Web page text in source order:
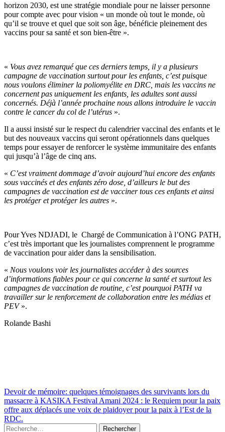
horizon 2030, est une stratégie mondiale pour ne laisser personne
pour compte avec pour vision « un monde où tout le monde, où
qu’il se trouve et quel que soit son âge, bénéficie pleinement des
vaccins pour sa santé et son bien-être ».
« Vous avez remarqué que ces derniers temps, il y a plusieurs
campagne de vaccination surtout pour les enfants, c’est puisque
nous voulons éliminer la poliomyélite en DRC, mais les vaccins ne
concernent pas uniquement les enfants, les adultes sont aussi
concernés. Déjà l’année prochaine nous allons introduire le vaccin
contre le cancer du col de l’utérus ».
Il a aussi insisté sur le respect du calendrier vaccinal des enfants et le
but des nouveaux vaccins qui seront opérationnels dans quelques
temps pour essayer de renforcer le système immunitaire des enfants
qui jusqu’à l’âge de cinq ans.
« C’est vraiment dommage d’avoir aujourd’hui encore des enfants
sous vaccinés et des enfants zéro dose, d’ailleurs le but des
campagnes de vaccination est de vacciner tous ces enfants et ainsi
les protéger et protéger les autres ».
Pour Yves NDJADI, le Chargé de Communication à l’ONG PATH,
c’est très important que les journalistes comprennent le programme
de vaccination pour aider dans la sensibilisation.
« Nous voulons voir les journalistes accéder à des sources
d’informations fiables pour ce qui concerne la santé et surtout les
campagnes de vaccination de routine, c’est pourquoi PATH va
travailler sur le renforcement de collaboration entre les médias et
PEV».
Rolande Bashi
Devoir de mémoire: quelques témoignages des survivants lors du
massacre à KASIKA Festival Amani 2024 : le Requiem pour la paix
offre aux déplacés une voix de plaidoyer pour la paix à l’Est de la
RDC.
Rechercher :